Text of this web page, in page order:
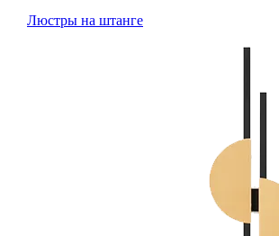
Люстры на штанге